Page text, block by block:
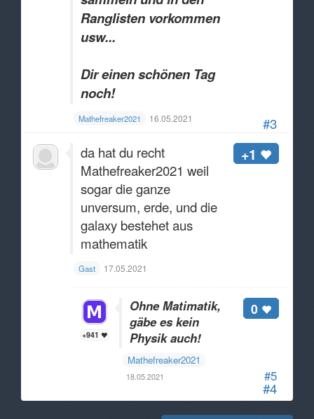
#3
Ranglisten vorkommen
usw...
Dir einen schönen Tag
noch!
Mathefreaker2021 16.05.2021
#4
+1
da hat du recht
Mathefreaker2021 weil
sogar die ganze
unversum, erde, und die
galaxy bestehet aus
mathematik
Gast 17.05.2021
#5
+941
0
Ohne Matimatik,
gäbe es kein
Physik auch!
Mathefreaker2021
18.05.2021